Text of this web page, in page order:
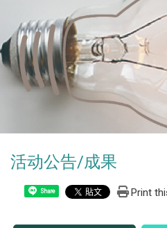
活动公告/成果
Share Print